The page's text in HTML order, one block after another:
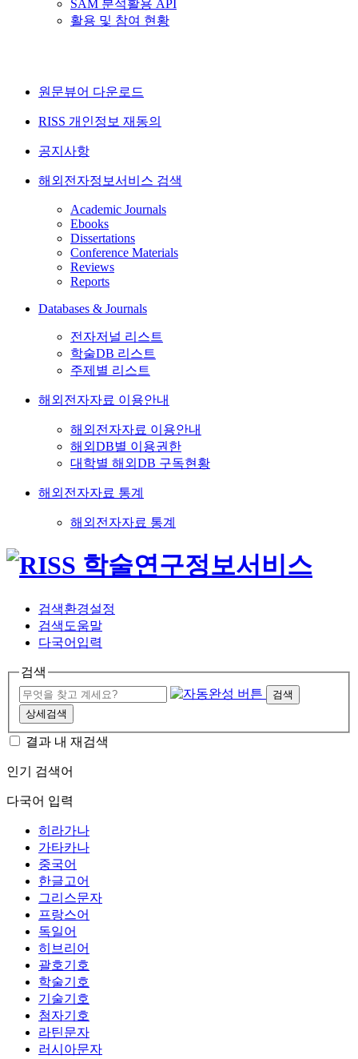
SAM 분석활용 API
활용 및 참여 현황
원문뷰어 다운로드
RISS 개인정보 재동의
공지사항
해외전자정보서비스 검색
Academic Journals
Ebooks
Dissertations
Conference Materials
Reviews
Reports
Databases & Journals
전자저널 리스트
학술DB 리스트
주제별 리스트
해외전자자료 이용안내
해외전자자료 이용안내
해외DB별 이용권한
대학별 해외DB 구독현황
해외전자자료 통계
해외전자자료 통계
검색환경설정
검색도움말
다국어입력
검색
검색
상세검색
결과 내 재검색
인기 검색어
다국어 입력
히라가나
가타카나
중국어
한글고어
그리스문자
프랑스어
독일어
히브리어
괄호기호
학술기호
기술기호
첨자기호
라틴문자
러시아문자